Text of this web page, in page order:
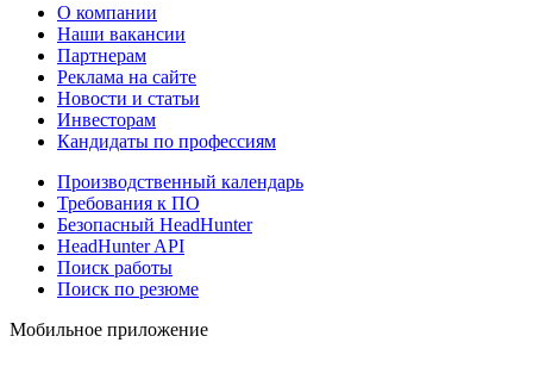
О компании
Наши вакансии
Партнерам
Реклама на сайте
Новости и статьи
Инвесторам
Кандидаты по профессиям
Производственный календарь
Требования к ПО
Безопасный HeadHunter
HeadHunter API
Поиск работы
Поиск по резюме
Мобильное приложение